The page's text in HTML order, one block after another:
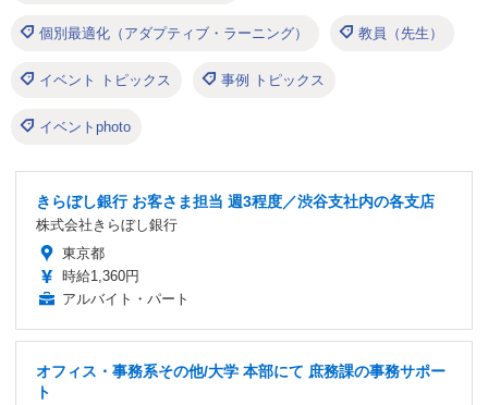
個別最適化（アダプティブ・ラーニング） 教員（先生）
イベント トピックス 事例 トピックス
イベントphoto
きらぼし銀行 お客さま担当 週3程度／渋谷支社内の各支店
株式会社きらぼし銀行
東京都
時給1,360円
アルバイト・パート
オフィス・事務系その他/大学 本部にて 庶務課の事務サポー
ト